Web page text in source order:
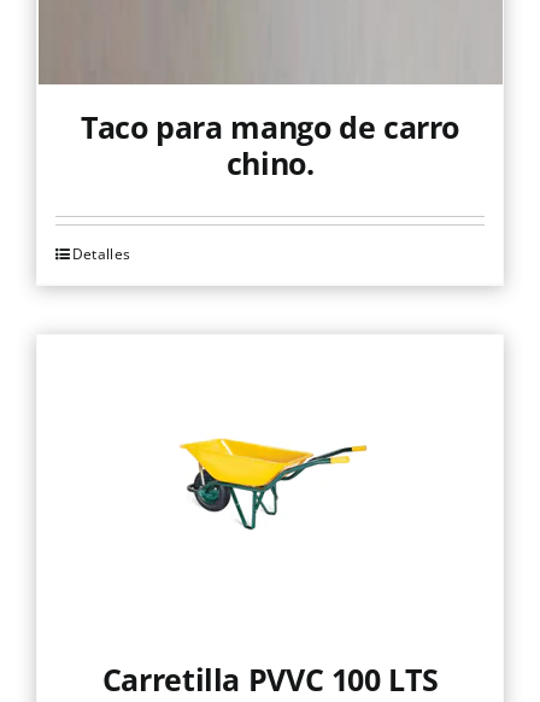
Taco para mango de carro
chino.
Detalles
Carretilla PVVC 100 LTS